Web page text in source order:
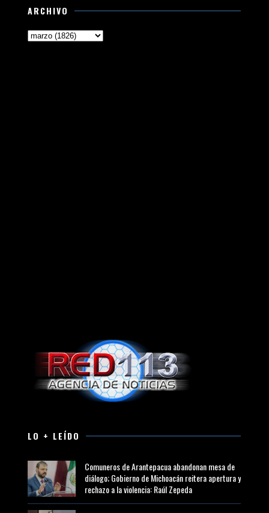
ARCHIVO
LO + LEÍDO
Comuneros de Arantepacua abandonan mesa de
diálogo; Gobierno de Michoacán reitera apertura y
rechazo a la violencia: Raúl Zepeda